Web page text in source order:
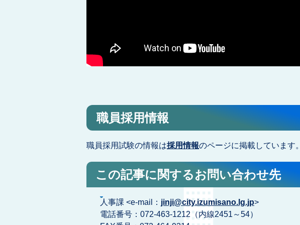
職員採用情報
職員採用試験の情報は採用情報のページに掲載しています。
この記事に関するお問い合わせ先
人事課 <e-mail： jinji@city.izumisano.lg.jp>
電話番号：072-463-1212（内線2451～54）